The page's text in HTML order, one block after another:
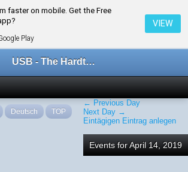
faster on mobile. Get the Free
Play
VIEW
USB - The Hardtechno Family
← Previous Day
Next Day →
Eintägigen Eintrag anlegen
Events for April 14, 2019
Deutsch TOP